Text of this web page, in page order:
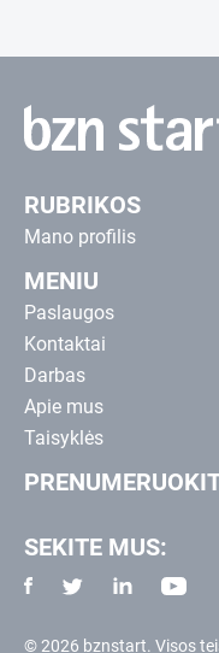
RUBRIKOS
Mano profilis
MENIU
Paslaugos
Kontaktai
Darbas
Apie mus
Taisyklės
SEKITE MUS:
© 2026 bznstart. Visos